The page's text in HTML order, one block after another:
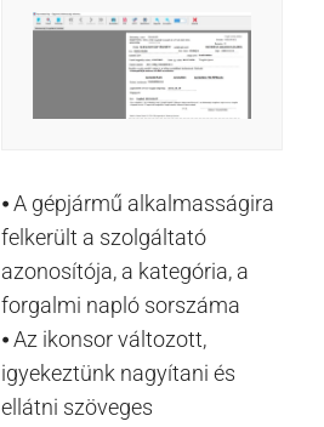
⦁ A gépjármű alkalmasságira
felkerült a szolgáltató
azonosítója, a kategória, a
forgalmi napló sorszáma
⦁ Az ikonsor változott,
igyekeztünk nagyítani és
ellátni szöveges